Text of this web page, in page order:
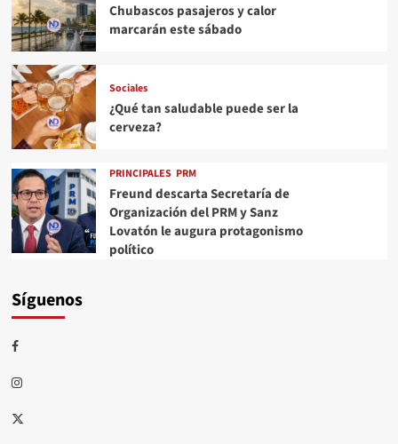
Chubascos pasajeros y calor
marcarán este sábado
Sociales
¿Qué tan saludable puede ser la
cerveza?
PRINCIPALES PRM
Freund descarta Secretaría de
Organización del PRM y Sanz
Lovatón le augura protagonismo
político
Síguenos